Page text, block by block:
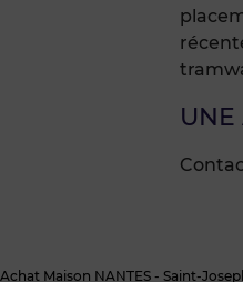
UNE
Achat Maison NANTES - Saint-